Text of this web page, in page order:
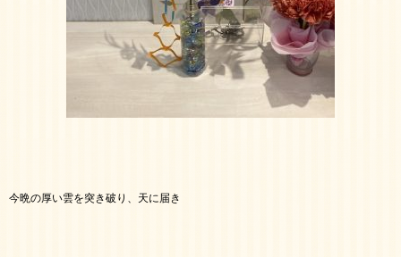
今晩の厚い雲を突き破り、天に届き